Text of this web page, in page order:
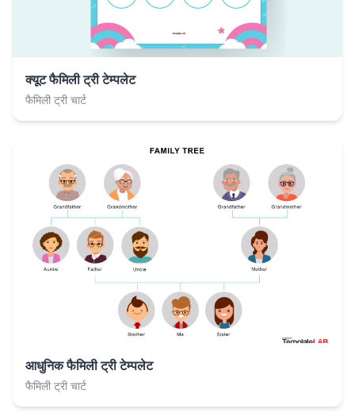
क्यूट फैमिली ट्री टेम्पलेट
फैमिली ट्री चार्ट
आधुनिक फैमिली ट्री टेम्पलेट
फैमिली ट्री चार्ट